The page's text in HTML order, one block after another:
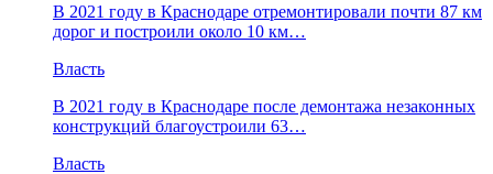
В 2021 году в Краснодаре отремонтировали почти 87 км
дорог и построили около 10 км…
Власть
В 2021 году в Краснодаре после демонтажа незаконных
конструкций благоустроили 63…
Власть